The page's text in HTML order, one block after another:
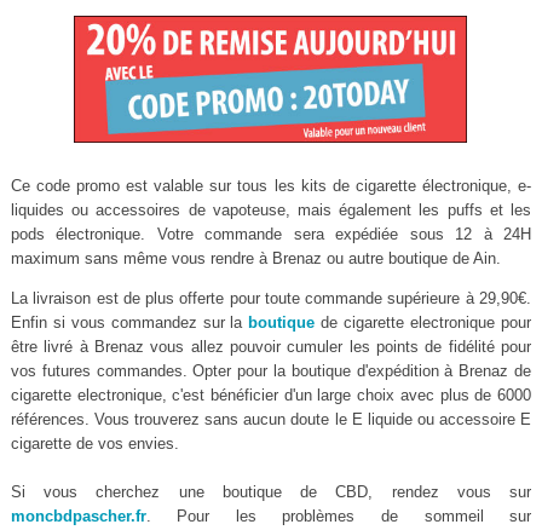
Ce code promo est valable sur tous les kits de cigarette électronique, e-
liquides ou accessoires de vapoteuse, mais également les puffs et les
pods électronique. Votre commande sera expédiée sous 12 à 24H
maximum sans même vous rendre à Brenaz ou autre boutique de Ain.
La livraison est de plus offerte pour toute commande supérieure à 29,90€.
Enfin si vous commandez sur la boutique de cigarette electronique pour
être livré à Brenaz vous allez pouvoir cumuler les points de fidélité pour
vos futures commandes. Opter pour la boutique d'expédition à Brenaz de
cigarette electronique, c'est bénéficier d'un large choix avec plus de 6000
références. Vous trouverez sans aucun doute le E liquide ou accessoire E
cigarette de vos envies.
Si vous cherchez une boutique de CBD, rendez vous sur
moncbdpascher.fr. Pour les problèmes de sommeil sur